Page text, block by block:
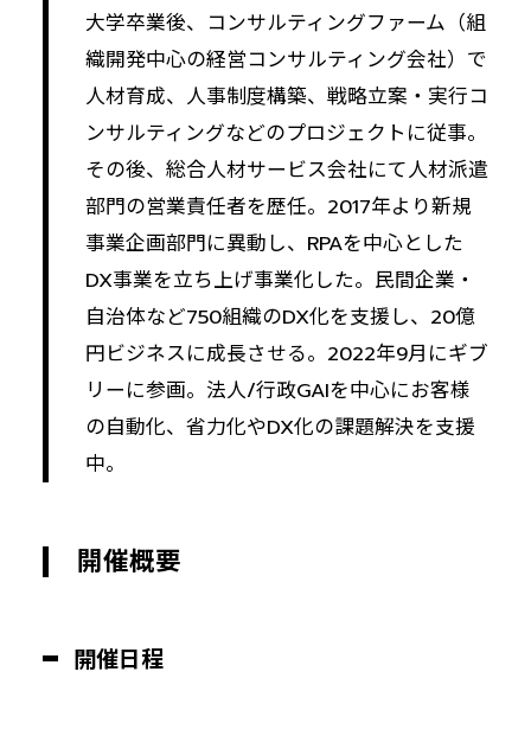
大学卒業後、コンサルティングファーム（組
織開発中心の経営コンサルティング会社）で
人材育成、人事制度構築、戦略立案・実行コ
ンサルティングなどのプロジェクトに従事。
その後、総合人材サービス会社にて人材派遣
部門の営業責任者を歴任。2017年より新規
事業企画部門に異動し、RPAを中心とした
DX事業を立ち上げ事業化した。民間企業・
自治体など750組織のDX化を支援し、20億
円ビジネスに成長させる。2022年9月にギブ
リーに参画。法人/行政GAIを中心にお客様
の自動化、省力化やDX化の課題解決を支援
中。
開催概要
開催日程